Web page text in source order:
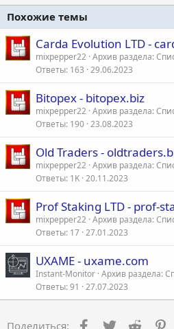
Похожие темы
Carda Evolution LTD -
mixpepper22 Архив раздела:
Ответы 163 29.06.2023
Bitopex - bitopex.biz
mixpepper22 Архив раздела:
Ответы 190 23.08.2023
Old Traders -
mixpepper22 Архив раздела:
Ответы 1K 20.11.2023
Prof Staking LTD - prof-
mixpepper22 Архив раздела:
Ответы 17 27.01.2023
UXAME - uxame.com
Instant-Monitor Архив раздела:
Ответы 91 27.07.2023
Поделиться: Facebook
Twitter Reddit